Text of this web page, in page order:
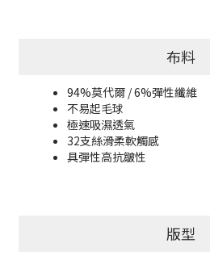
布料
94%莫代爾 / 6%彈性纖維
不易起毛球
極速吸濕透氣
32支絲滑柔軟觸感
具彈性高抗皺性
版型